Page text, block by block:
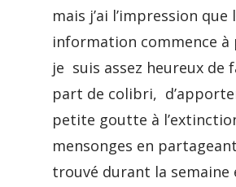
mais j’ai l’impression que
information commence à
je suis assez heureux de
part de colibri,
petite goutte à
mensonges en
trouvé durant la semaine